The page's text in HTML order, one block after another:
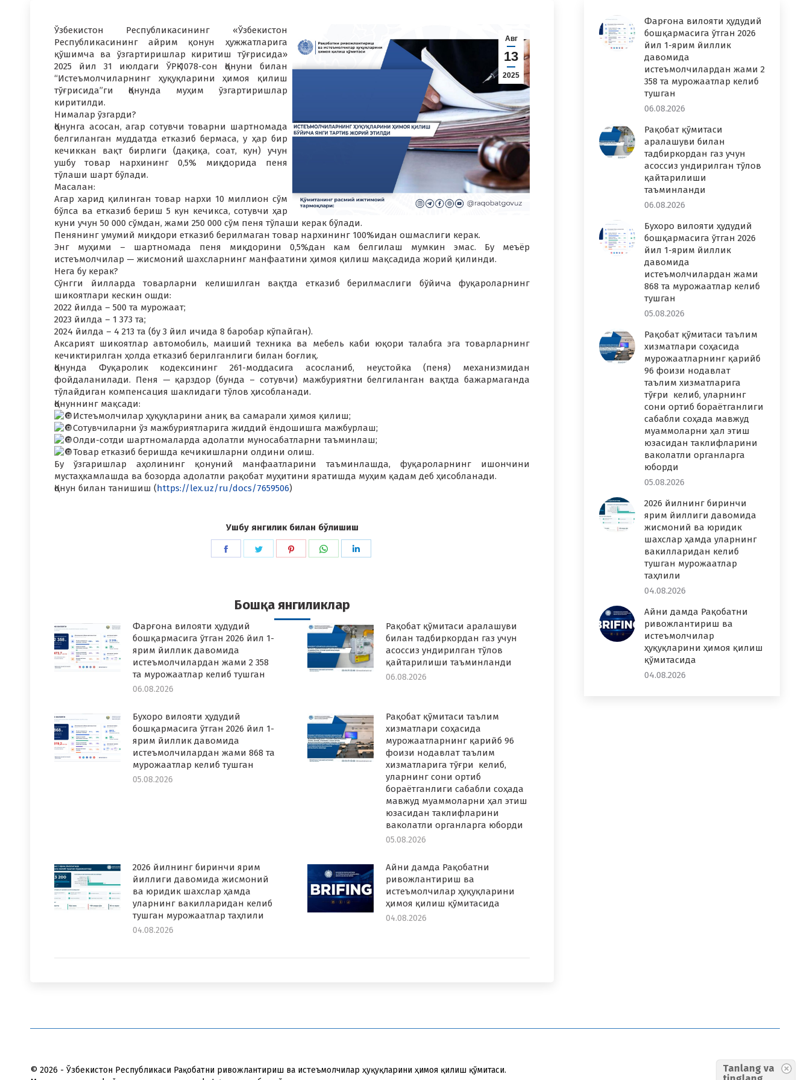
Авг
13
2025
Ўзбекистон Республикасининг «Ўзбекистон
Республикасининг айрим қонун ҳужжатларига
қўшимча ва ўзгартиришлар киритиш тўғрисида»
2025 йил 31 июлдаги ЎРҚ-1078-сон Қонуни билан
“Истеъмолчиларнинг ҳуқуқларини ҳимоя қилиш
тўғрисида”ги Қонунда муҳим ўзгартиришлар
киритилди.
Нималар ўзгарди?
Қонунга асосан, агар сотувчи товарни шартномада
белгиланган муддатда етказиб бермаса, у ҳар бир
кечиккан вақт бирлиги (дақиқа, соат, кун) учун
ушбу товар нархининг 0,5% миқдорида пеня
тўлаши шарт бўлади.
Масалан:
Агар харид қилинган товар нархи 10 миллион сўм
бўлса ва етказиб бериш 5 кун кечикса, сотувчи ҳар
куни учун 50 000 сўмдан, жами 250 000 сўм пеня тўлаши керак бўлади.
Пенянинг умумий миқдори етказиб берилмаган товар нархининг 100%идан ошмаслиги керак.
Энг муҳими – шартномада пеня миқдорини 0,5%дан кам белгилаш мумкин эмас. Бу меъёр
истеъмолчилар — жисмоний шахсларнинг манфаатини ҳимоя қилиш мақсадида жорий қилинди.
Нега бу керак?
Сўнгги йилларда товарларни келишилган вақтда етказиб берилмаслиги бўйича фуқароларнинг
шикоятлари кескин ошди:
2022 йилда – 500 та мурожаат;
2023 йилда – 1 373 та;
2024 йилда – 4 213 та (бу 3 йил ичида 8 баробар кўпайган).
Аксарият шикоятлар автомобиль, маиший техника ва мебель каби юқори талабга эга товарларнинг
кечиктирилган ҳолда етказиб берилганлиги билан боғлиқ.
Қонунда Фуқаролик кодексининг 261-моддасига асосланиб, неустойка (пеня) механизмидан
фойдаланилади. Пеня — қарздор (бунда – сотувчи) мажбуриятни белгиланган вақтда бажармаганда
тўлайдиган компенсация шаклидаги тўлов ҳисобланади.
Қонуннинг мақсади:
Истеъмолчилар ҳуқуқларини аниқ ва самарали ҳимоя қилиш;
Сотувчиларни ўз мажбуриятларига жиддий ёндошишга мажбурлаш;
Олди-сотди шартномаларда адолатли муносабатларни таъминлаш;
Товар етказиб беришда кечикишларни олдини олиш.
Бу ўзгаришлар аҳолининг қонуний манфаатларини таъминлашда, фуқароларнинг ишончини
мустаҳкамлашда ва бозорда адолатли рақобат муҳитини яратишда муҳим қадам деб ҳисобланади.
Қонун билан танишиш (https://lex.uz/ru/docs/7659506)
Ушбу янгилик билан бўлишиш
Share
Share
Share
Share
Бошқа янгиликлар
Фарғона вилояти ҳудудий
бошқармасига ўтган 2026 йил 1-
ярим йиллик давомида
истеъмолчилардан жами 2 358
та мурожаатлар келиб тушган
06.08.2026
Рақобат қўмитаси аралашуви
билан тадбиркордан газ учун
асоссиз ундирилган тўлов
қайтарилиши таъминланди
06.08.2026
Бухоро вилояти ҳудудий
бошқармасига ўтган 2026 йил 1-
ярим йиллик давомида
истеъмолчилардан жами 868 та
мурожаатлар келиб тушган
05.08.2026
Рақобат қўмитаси таълим
хизматлари соҳасида
мурожаатларнинг қарийб 96
фоизи нодавлат таълим
хизматларига тўғри келиб,
уларнинг сони ортиб
бораётганлиги сабабли соҳада
мавжуд муаммоларни ҳал этиш
юзасидан таклифларини
ваколатли органларга юборди
05.08.2026
2026 йилнинг биринчи ярим
йиллиги давомида жисмоний
ва юридик шахслар ҳамда
уларнинг вакилларидан келиб
тушган мурожаатлар таҳлили
04.08.2026
Айни дамда Рақобатни
ривожлантириш ва
истеъмолчилар ҳуқуқларини
ҳимоя қилиш қўмитасида
04.08.2026
Фарғона вилояти ҳудудий
бошқармасига ўтган 2026
йил 1-ярим йиллик
давомида
истеъмолчилардан жами 2
358 та мурожаатлар келиб
тушган
06.08.2026
Рақобат қўмитаси
аралашуви билан
тадбиркордан газ учун
асоссиз ундирилган тўлов
қайтарилиши
таъминланди
06.08.2026
Бухоро вилояти ҳудудий
бошқармасига ўтган 2026
йил 1-ярим йиллик
давомида
истеъмолчилардан жами
868 та мурожаатлар келиб
тушган
05.08.2026
Рақобат қўмитаси таълим
хизматлари соҳасида
мурожаатларнинг қарийб
96 фоизи нодавлат
таълим хизматларига
тўғри келиб, уларнинг
сони ортиб бораётганлиги
сабабли соҳада мавжуд
муаммоларни ҳал этиш
юзасидан таклифларини
ваколатли органларга
юборди
05.08.2026
2026 йилнинг биринчи
ярим йиллиги давомида
жисмоний ва юридик
шахслар ҳамда уларнинг
вакилларидан келиб
тушган мурожаатлар
таҳлили
04.08.2026
Айни дамда Рақобатни
ривожлантириш ва
истеъмолчилар
ҳуқуқларини ҳимоя қилиш
қўмитасида
04.08.2026
© 2026 - Ўзбекистон Республикаси Рақобатни ривожлантириш ва истеъмолчилар ҳуқуқларини ҳимоя қилиш қўмитаси.
Tanlang va